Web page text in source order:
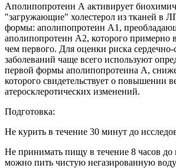
Аполипопротеин А активирует
"загружающие" холестерол из тканей в
формы: аполипопротеин А1,
аполипопротеин А2, которого примерно
чем первого. Для оценки риска сердечно-
заболеваний чаще всего используют
первой формы аполипопротеина А,
которого свидетельствует о повышении
атеросклеротических изменений.
Подготовка:
Не курить в течение 30 минут до
Не принимать пищу в течение 8 часов до
можно пить чистую негазированную